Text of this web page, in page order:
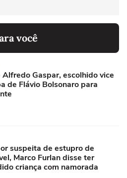
você
Alfredo Gaspar, escolhido vice
de Flávio Bolsonaro para
suspeita de estupro de
Marco Furlan disse ter
criança com namorada